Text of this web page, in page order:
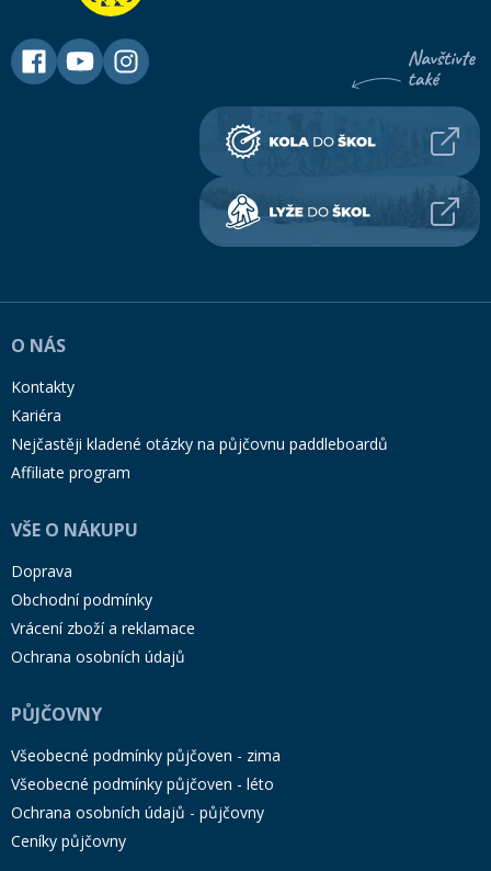
O NÁS
Kontakty
Kariéra
Nejčastěji kladené otázky na půjčovnu paddleboardů
Affiliate program
VŠE O NÁKUPU
Doprava
Obchodní podmínky
Vrácení zboží a reklamace
Ochrana osobních údajů
PŮJČOVNY
Všeobecné podmínky půjčoven - zima
Všeobecné podmínky půjčoven - léto
Ochrana osobních údajů - půjčovny
Ceníky půjčovny